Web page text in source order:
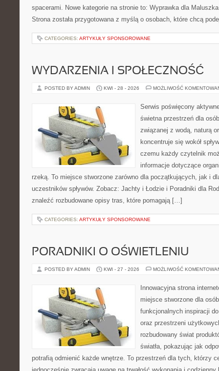
spacerami. Nowe kategorie na stronie to: Wyprawka dla
Strona została przygotowana z myślą o osobach, które chcą
CATEGORIES: ARTYKUŁY SPONSOROWANE
WYDARZENIA I SPOŁECZNOŚĆ
POSTED BY ADMIN KWI - 28 - 2026 MOŻLIWOŚĆ
Serwis poświęcony
świetna przestrzeń dla
związanej z wodą, naturą
koncentruje się wokół
czemu każdy czytelnik
informacje dotyczące
rzeką. To miejsce stworzone zarówno dla początkujących, jak i
uczestników spływów. Zobacz: Jachty i Łodzie i Poradniki dla
znaleźć rozbudowane opisy tras, które pomagają […]
CATEGORIES: ARTYKUŁY SPONSOROWANE
PORADNIKI O OŚWIETLENIU
POSTED BY ADMIN KWI - 27 - 2026 MOŻLIWOŚĆ
Innowacyjna strona
miejsce stworzone dla
funkcjonalnych inspiracji
oraz przestrzeni
rozbudowany świat
światła, pokazując jak
potrafią odmienić każde wnętrze. To przestrzeń dla tych, którzy